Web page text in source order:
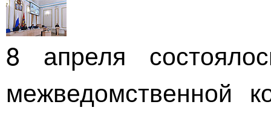
8 апреля
межведомственной